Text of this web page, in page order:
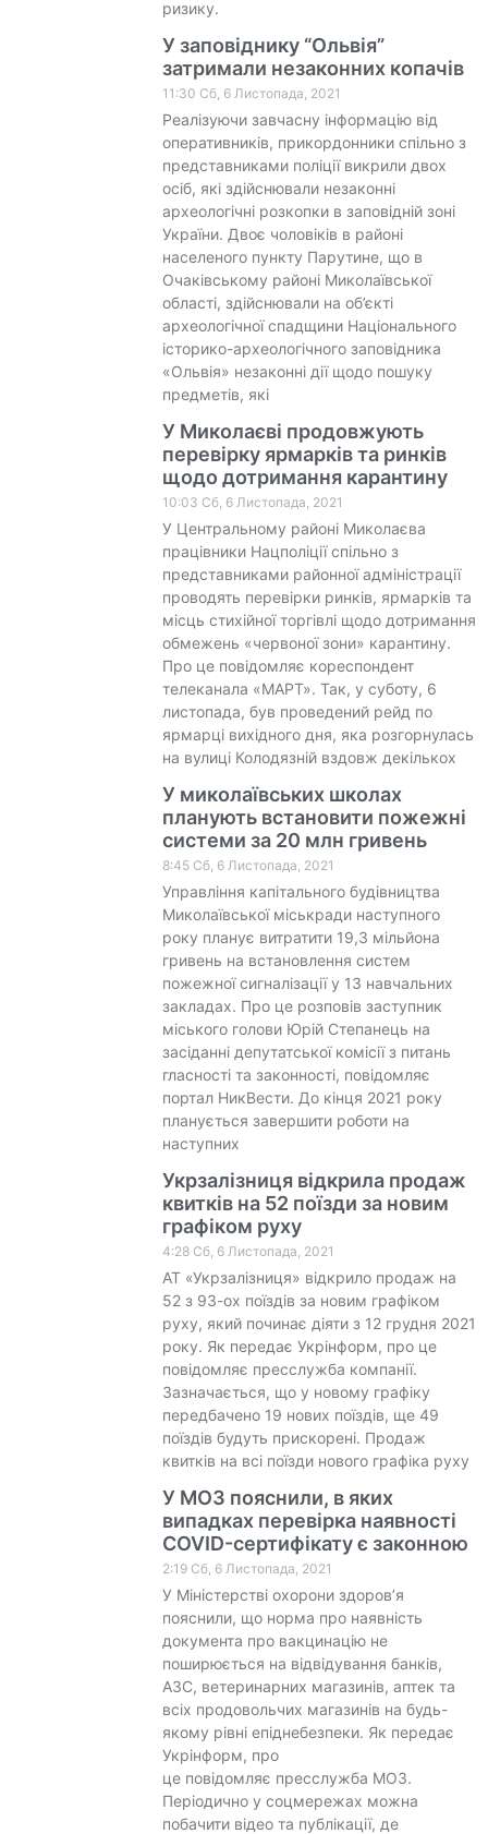
ризику.
У заповіднику “Ольвія”
затримали незаконних копачів
11:30 Сб, 6 Листопада, 2021
Реалізуючи завчасну інформацію від
оперативників, прикордонники спільно з
представниками поліції викрили двох
осіб, які здійснювали незаконні
археологічні розкопки в заповідній зоні
України. Двоє чоловіків в районі
населеного пункту Парутине, що в
Очаківському районі Миколаївської
області, здійснювали на об’єкті
археологічної спадщини Національного
історико-археологічного заповідника
«Ольвія» незаконні дії щодо пошуку
предметів, які
У Миколаєві продовжують
перевірку ярмарків та ринків
щодо дотримання карантину
10:03 Сб, 6 Листопада, 2021
У Центральному районі Миколаєва
працівники Нацполіції спільно з
представниками районної адміністрації
проводять перевірки ринків, ярмарків та
місць стихійної торгівлі щодо дотримання
обмежень «червоної зони» карантину.
Про це повідомляє кореспондент
телеканала «МАРТ». Так, у суботу, 6
листопада, був проведений рейд по
ярмарці вихідного дня, яка розгорнулась
на вулиці Колодязній вздовж декількох
У миколаївських школах
планують встановити пожежні
системи за 20 млн гривень
8:45 Сб, 6 Листопада, 2021
Управління капітального будівництва
Миколаївської міськради наступного
року планує витратити 19,3 мільйона
гривень на встановлення систем
пожежної сигналізації у 13 навчальних
закладах. Про це розповів заступник
міського голови Юрій Степанець на
засіданні депутатської комісії з питань
гласності та законності, повідомляє
портал НикВести. До кінця 2021 року
планується завершити роботи на
наступних
Укрзалізниця відкрила продаж
квитків на 52 поїзди за новим
графіком руху
4:28 Сб, 6 Листопада, 2021
АТ «Укрзалізниця» відкрило продаж на
52 з 93-ох поїздів за новим графіком
руху, який починає діяти з 12 грудня 2021
року. Як передає Укрінформ, про це
повідомляє пресслужба компанії.
Зазначається, що у новому графіку
передбачено 19 нових поїздів, ще 49
поїздів будуть прискорені. Продаж
квитків на всі поїзди нового графіка руху
У МОЗ пояснили, в яких
випадках перевірка наявності
COVID-сертифікату є законною
2:19 Сб, 6 Листопада, 2021
У Міністерстві охорони здоров’я
пояснили, що норма про наявність
документа про вакцинацію не
поширюється на відвідування банків,
АЗС, ветеринарних магазинів, аптек та
всіх продовольчих магазинів на будь-
якому рівні епіднебезпеки. Як передає
Укрінформ, про
це повідомляє пресслужба МОЗ.
Періодично у соцмережах можна
побачити відео та публікації, де